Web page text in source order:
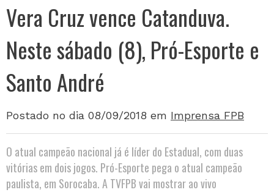
Vera Cruz vence Catanduva.
Neste sábado (8), Pró-Esporte e
Santo André
Postado no dia 08/09/2018 em Imprensa FPB
O atual campeão nacional já é líder do Estadual, com duas
vitórias em dois jogos. Pró-Esporte pega o atual campeão
paulista, em Sorocaba. A TVFPB vai mostrar ao vivo